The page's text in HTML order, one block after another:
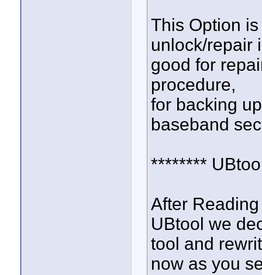
This Option
unlock/repair
good for
procedure,
for backing
baseband
********
After
UBtool we
tool and
now as you